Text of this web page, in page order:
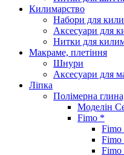
Килимарство
Набори для
Аксесуари для
Нитки для
Макраме, плетіння
Шнури
Аксесуари для
Ліпка
Полімерна
Моделін
Fimo *
Fimo
Fimo
Fimo